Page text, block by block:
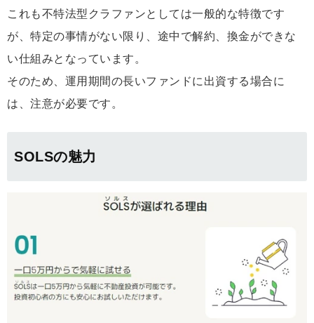
これも不特法型クラファンとしては一般的な特徴です
が、特定の事情がない限り、途中で解約、換金ができな
い仕組みとなっています。
そのため、運用期間の長いファンドに出資する場合に
は、注意が必要です。
SOLSの魅力